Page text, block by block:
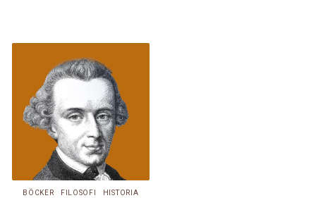
BÖCKER FILOSOFI
HISTORIA